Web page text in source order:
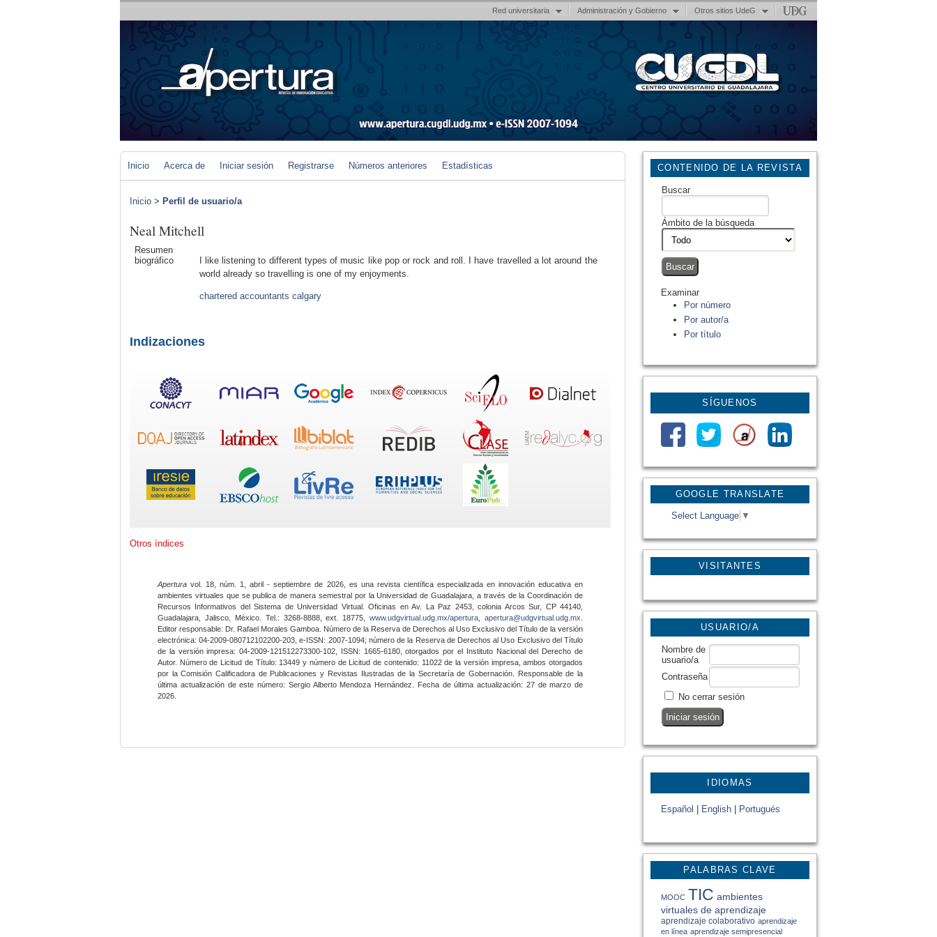
Red universitaria Administración y Gobierno Otros sitios UdeG
GOOGLE TRANSLATE
Select Language ▼
VISITANTES
CONTENIDO DE LA REVISTA
Buscar
Ámbito de la búsqueda
Examinar
Por número
Por autor/a
Por título
SÍGUENOS
USUARIO/A
Nombre de
usuario/a
Contraseña
No cerrar sesión
IDIOMAS
Español English Portugués
PALABRAS CLAVE
MOOC TIC ambientes
virtuales de aprendizaje
aprendizaje colaborativo aprendizaje
en línea aprendizaje semipresencial
Inicio Acerca de Iniciar sesión Registrarse Números anteriores Estadísticas
Inicio > Perfil de usuario/a
Neal Mitchell
Resumen
biográfico
I like listening to different types of music like pop or rock and roll. I have travelled a lot around the
world already so travelling is one of my enjoyments.
chartered accountants calgary
Indizaciones
Otros índices
Apertura vol. 18, núm. 1, abril - septiembre de 2026, es una revista científica especializada en innovación educativa en
ambientes virtuales que se publica de manera semestral por la Universidad de Guadalajara, a través de la Coordinación de
Recursos Informativos del Sistema de Universidad Virtual. Oficinas en Av. La Paz 2453, colonia Arcos Sur, CP 44140,
Guadalajara, Jalisco, México. Tel.: 3268-8888, ext. 18775,www.udgvirtual.udg.mx/apertura apertura@udgvirtual.udg.mx
Editor responsable: Dr. Rafael Morales Gamboa. Número de la Reserva de Derechos al Uso Exclusivo del Título de la versión
electrónica: 04-2009-080712102200-203, e-ISSN: 2007-1094; número de la Reserva de Derechos al Uso Exclusivo del Título
de la versión impresa: 04-2009-121512273300-102, ISSN: 1665-6180, otorgados por el Instituto Nacional del Derecho de
Autor. Número de Licitud de Título: 13449 y número de Licitud de contenido: 11022 de la versión impresa, ambos otorgados
por la Comisión Calificadora de Publicaciones y Revistas Ilustradas de la Secretaría de Gobernación. Responsable de la
última actualización de este número: Sergio Alberto Mendoza Hernández. Fecha de última actualización: 27 de marzo de
2026.